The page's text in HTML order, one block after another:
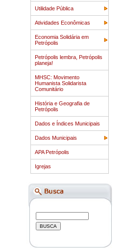
Utilidade Pública
Atividades Econômicas
Economia Solidária em
Petrópolis
Petrópolis lembra, Petrópolis
planeja!
MHSC: Movimento
Humanista Solidarista
Comunitário
História e Geografia de
Petrópolis
Dados e Índices Municipais
Dados Municipais
APA Petrópolis
Igrejas